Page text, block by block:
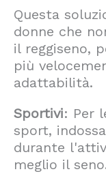
Questa
donne che
il reggiseno,
più
adattabilità.
Sportivi: Per
sport,
durante
meglio il